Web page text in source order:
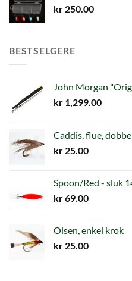
kr 250.00
BESTSELGERE
John Morgan
kr 1,299.00
Caddis, flue,
kr 25.00
Spoon/Red - sluk
kr69.00
Olsen, enkel krok
kr 25.00